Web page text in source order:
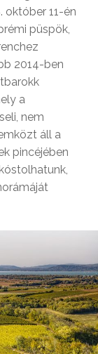
október 11-én
püspök,
2014-ben
a
nem
áll a
pincéjében